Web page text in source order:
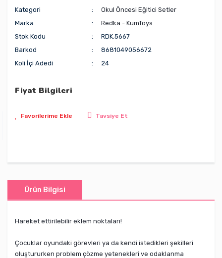
Kategori
Okul Öncesi Eğitici Setler
Marka
Redka - KumToys
Stok Kodu
RDK.5667
Barkod
8681049056672
Koli İçi Adedi
24
Fiyat Bilgileri
Tavsiye Et
Ürün Bilgisi
Hareket ettirilebilir eklem noktaları!
Çocuklar oyundaki görevleri ya da kendi istedikleri şekilleri
oluştururken problem çözme yetenekleri ve odaklanma